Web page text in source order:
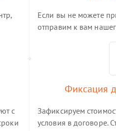
Если вы не можете
отправим к вам
с
Фиксация
Зафиксируем
условия в договоре.